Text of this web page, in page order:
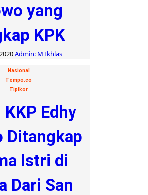
yang
KPK
Admin: M Ikhlas
Nasional
Tempo.co
Tipikor
Edhy
Ditangkap
Istri di
Dari San